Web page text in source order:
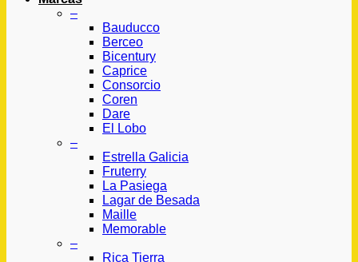
–
Bauducco
Berceo
Bicentury
Caprice
Consorcio
Coren
Dare
El Lobo
–
Estrella Galicia
Fruterry
La Pasiega
Lagar de Besada
Maille
Memorable
–
Rica Tierra